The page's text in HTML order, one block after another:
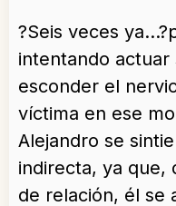
?Seis veces
intentando
esconder el
víctima en ese
Alejandro se
indirecta, ya que,
de relación, él se